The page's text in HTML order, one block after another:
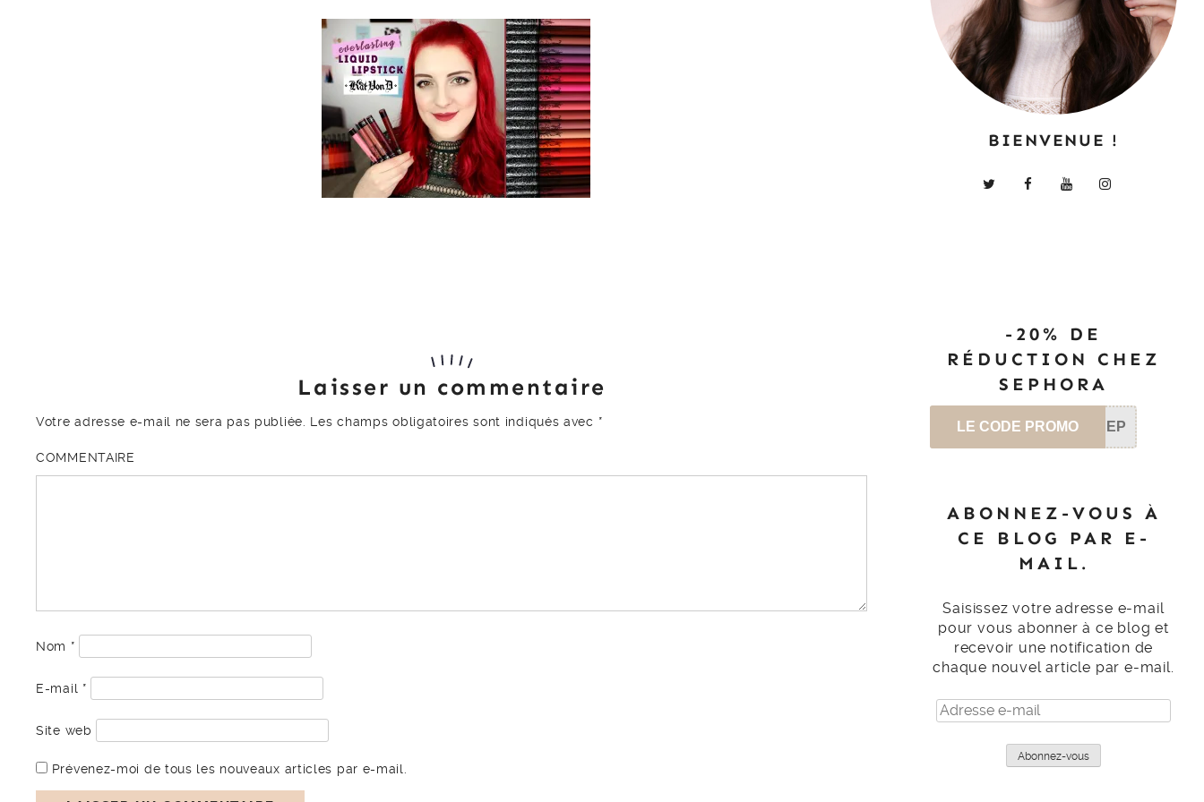
Laisser un commentaire
Votre adresse e-mail ne sera pas publiée. Les champs obligatoires sont indiqués avec *
COMMENTAIRE
Nom *
E-mail *
Site web
Prévenez-moi de tous les nouveaux articles par e-mail.
BIENVENUE !
-20% DE
RÉDUCTION CHEZ
SEPHORA
LE CODE PROMO SEP
ABONNEZ-VOUS À
CE BLOG PAR E-
MAIL.
Saisissez votre adresse e-mail
pour vous abonner à ce blog et
recevoir une notification de
chaque nouvel article par e-mail.
Adresse
e-
Abonnez-vous